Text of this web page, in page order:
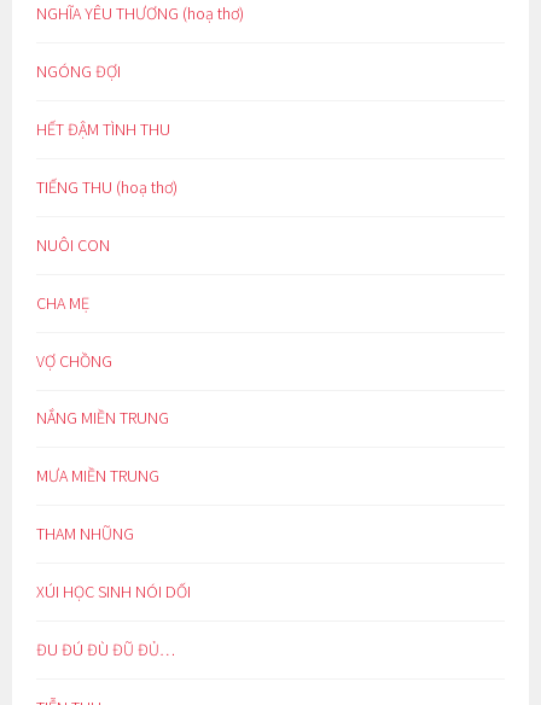
NGHĨA YÊU THƯƠNG (hoạ thơ)
NGÓNG ĐỢI
HẾT ĐẬM TÌNH THU
TIẾNG THU (hoạ thơ)
NUÔI CON
CHA MẸ
VỢ CHỒNG
NẮNG MIỀN TRUNG
MƯA MIỀN TRUNG
THAM NHŨNG
XÚI HỌC SINH NÓI DỐI
ĐU ĐÚ ĐÙ ĐŨ ĐỦ…